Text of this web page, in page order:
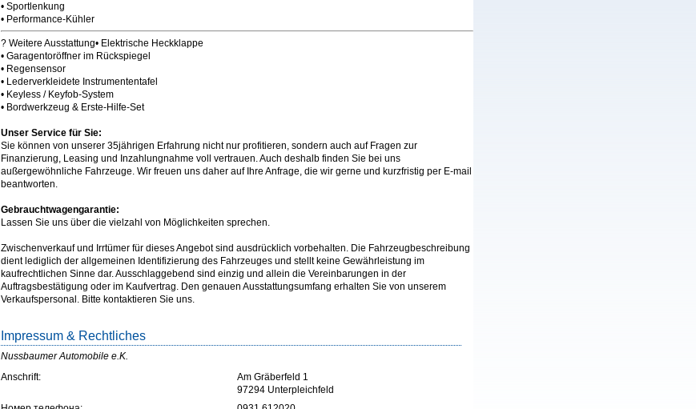
• Sportlenkung
• Performance-Kühler
? Weitere Ausstattung• Elektrische Heckklappe
• Garagentoröffner im Rückspiegel
• Regensensor
• Lederverkleidete Instrumententafel
• Keyless / Keyfob-System
• Bordwerkzeug & Erste-Hilfe-Set
Unser Service für Sie:
Sie können von unserer 35jährigen Erfahrung nicht nur profitieren, sondern auch auf Fragen zur
Finanzierung, Leasing und Inzahlungnahme voll vertrauen. Auch deshalb finden Sie bei uns
außergewöhnliche Fahrzeuge. Wir freuen uns daher auf Ihre Anfrage, die wir gerne und kurzfristig per E-mail
beantworten.
Gebrauchtwagengarantie:
Lassen Sie uns über die vielzahl von Möglichkeiten sprechen.
Zwischenverkauf und Irrtümer für dieses Angebot sind ausdrücklich vorbehalten. Die Fahrzeugbeschreibung
dient lediglich der allgemeinen Identifizierung des Fahrzeuges und stellt keine Gewährleistung im
kaufrechtlichen Sinne dar. Ausschlaggebend sind einzig und allein die Vereinbarungen in der
Auftragsbestätigung oder im Kaufvertrag. Den genauen Ausstattungsumfang erhalten Sie von unserem
Verkaufspersonal. Bitte kontaktieren Sie uns.
Impressum & Rechtliches
Nussbaumer Automobile e.K.
Anschrift:
Am Gräberfeld 1
97294 Unterpleichfeld